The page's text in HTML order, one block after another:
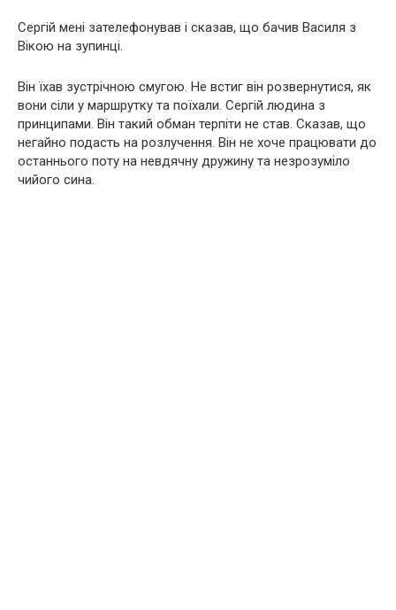
Сергій мені зателефонував і сказав, що бачив Василя з
Вікою на зупинці.
Він їхав зустрічною смугою. Не встиг він розвернутися, як
вони сіли у маршрутку та поїхали. Сергій людина з
принципами. Він такий обман терпіти не став. Сказав, що
негайно подасть на розлучення. Він не хоче працювати до
останнього поту на невдячну дружину та незрозуміло
чийого сина.